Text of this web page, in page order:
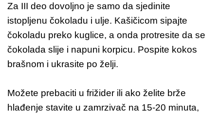
Za III deo dovoljno je samo da sjedinite
istopljenu čokoladu i ulje. Kašičicom sipajte
čokoladu preko kuglice, a onda protresite da se
čokolada slije i napuni korpicu. Pospite kokos
brašnom i ukrasite po želji.
Možete prebaciti u frižider ili ako želite brže
hlađenje stavite u zamrzivač na 15-20 minuta,